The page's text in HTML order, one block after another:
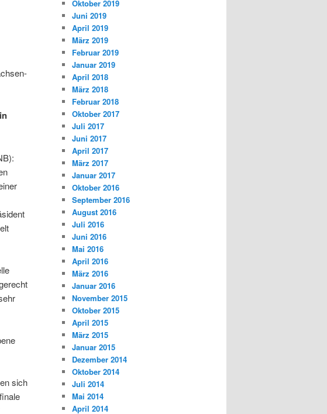
sich
Oktober 2019
Juni 2019
April 2019
März 2019
Februar 2019
Januar 2019
April 2018
März 2018
Februar 2018
Oktober 2017
Juli 2017
Juni 2017
April 2017
März 2017
Januar 2017
Oktober 2016
September 2016
August 2016
Juli 2016
Juni 2016
Mai 2016
April 2016
März 2016
Januar 2016
November 2015
Oktober 2015
April 2015
März 2015
Januar 2015
Dezember 2014
Oktober 2014
Juli 2014
Mai 2014
April 2014